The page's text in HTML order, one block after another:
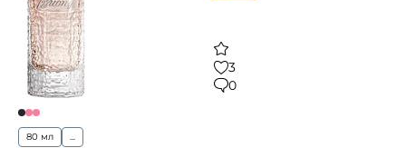
3
0
80 мл ...